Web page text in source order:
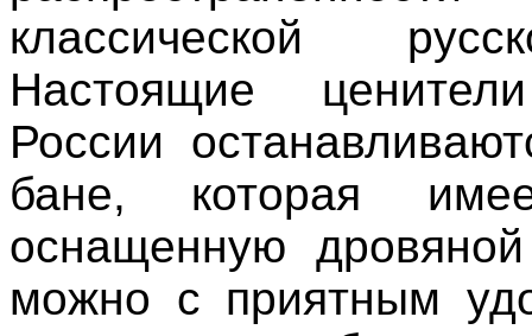
классической
Настоящие
России
бане, которая
оснащенную
можно с приятным